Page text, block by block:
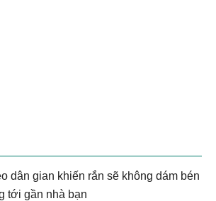
dân gian khiến rắn sẽ không dám bén
tới gần nhà bạn